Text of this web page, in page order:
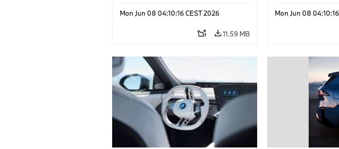
Mon Jun 08 04:10:16 CEST 2026
11.59 MB
Mon Jun 08